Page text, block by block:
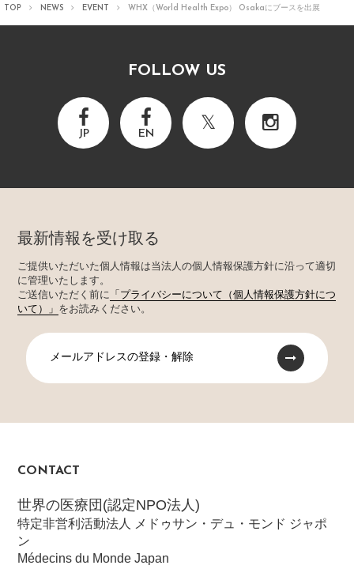
TOP NEWS EVENT WHX（World Health Expo） Osakaにブースを出展
FOLLOW US
JP EN
最新情報を受け取る
ご提供いただいた個人情報は当法人の個人情報保護方針に沿って適切
に管理いたします。
ご送信いただく前に
「プライバシーについて（個人情報保護方針につ
いて）」 をお読みください。
メールアドレスの登録・解除
CONTACT
世界の医療団(認定NPO法人)
特定非営利活動法人 メドゥサン・デュ・モンド ジャポ
ン
Médecins du Monde Japan